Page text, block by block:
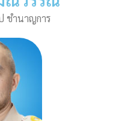
ชำนาญการ